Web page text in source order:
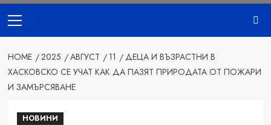
Menu
HOME 2025 АВГУСТ 11
ДЕЦА И ВЪЗРАСТНИ В
ХАСКОВСКО СЕ УЧАТ КАК ДА ПАЗЯТ ПРИРОДАТА ОТ ПОЖАРИ
И ЗАМЪРСЯВАНЕ
НОВИНИ